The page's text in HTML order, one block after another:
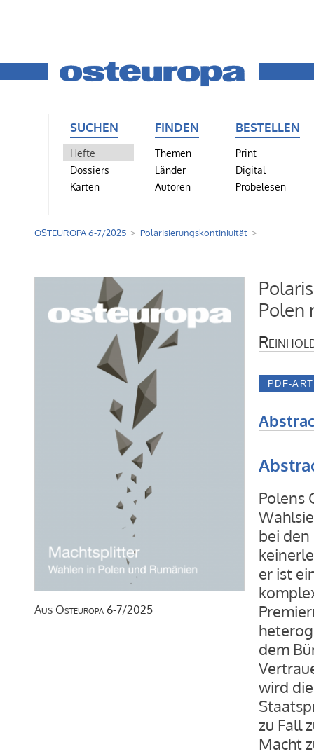
SUCHEN
Hefte
Dossiers
Karten
FINDEN
Themen
Länder
Autoren
BESTELLEN
Print
Digital
Probelesen
OSTEUROPA 6-7/2025 Polarisierungskontiniuität
Aus Osteuropa 6-7/2025
Polen
Polens
bei
er ist
dem
wird
zu Fall
Macht